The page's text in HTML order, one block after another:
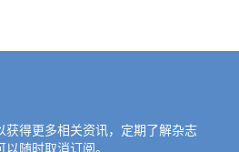
获得更多相关资讯，定期了解杂志
随时取消订阅。